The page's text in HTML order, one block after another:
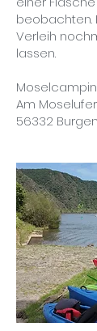
beobachten.
Verleih
lassen.
Am Moselufer
56332 Burgen